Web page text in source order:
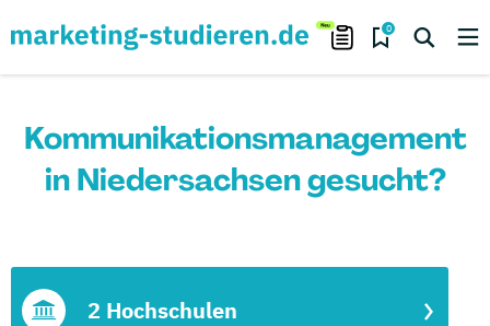
0
Kommunikationsmanagement
in Niedersachsen gesucht?
2 Hochschulen